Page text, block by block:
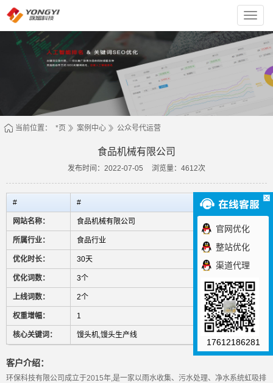
上
海
咏
熠
科
有
限
责
任
当前位置： *页 案例中心 公众号代运营
食品机械有限公司
发布时间：2022-07-05 浏览量：4612次
# #
网站名称： 食品机械有限公司
所属行业： 食品行业
优化时长： 30天
优化词数： 3个
上线词数： 2个
权重增幅： 1
核心关键词： 馒头机,馒头生产线
客户介绍：
环保科技有限公司成立于2015年,是一家以雨水收集、污水处理、净水系统虹吸排
官网优化
整站优化
渠道代理
17612186281